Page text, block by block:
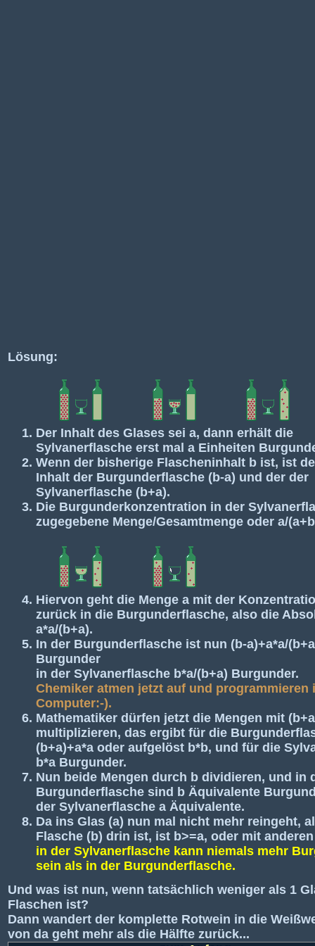
Lösung:
Der Inhalt des Glases sei a, dann erhält die
Sylvanerflasche erst mal a Einheiten
Wenn der bisherige Flascheninhalt b ist, ist
Inhalt der Burgunderflasche (b-a) und der der
Sylvanerflasche (b+a).
Die Burgunderkonzentration in der
zugegebene Menge/Gesamtmenge oder a/
Hiervon geht die Menge a mit der
zurück in die Burgunderflasche, also die
a*a/(b+a).
In der Burgunderflasche ist nun (b-a)+a*a/
Burgunder
in der Sylvanerflasche b*a/(b+a) Burgunder.
Chemiker atmen jetzt auf und programmieren
Computer:-).
Mathematiker dürfen jetzt die Mengen mit
multiplizieren, das ergibt für die
(b+a)+a*a oder aufgelöst b*b, und für die
b*a Burgunder.
Nun beide Mengen durch b dividieren, und in
Burgunderflasche sind b Äquivalente
der Sylvanerflasche a Äquivalente.
Da ins Glas (a) nun mal nicht mehr reingeht,
Flasche (b) drin ist, ist b>=a, oder mit
in der Sylvanerflasche kann niemals mehr
sein als in der Burgunderflasche.
Und was ist nun, wenn tatsächlich weniger als 1
Flaschen ist?
Dann wandert der komplette Rotwein in die
von da geht mehr als die Hälfte zurück...